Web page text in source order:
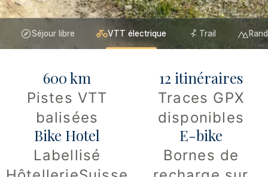
Séjour libre VTT électrique Trail
600 km
Pistes VTT
balisées
12 itinéraires
Traces GPX
disponibles
Bike Hotel
Labellisé
E-bike
Bornes de